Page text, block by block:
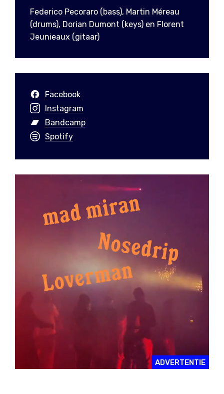
Federico Pecoraro (bass), Martin Méreau
(drums), Dorian Dumont (keys) en Florent
Jeunieaux (gitaar)
Facebook
Instagram
Bandcamp
Spotify
ADVERTENTIE